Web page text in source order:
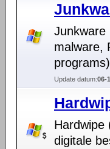
Junkware
malware,
Update datum:06-
Hardwipe
digitale